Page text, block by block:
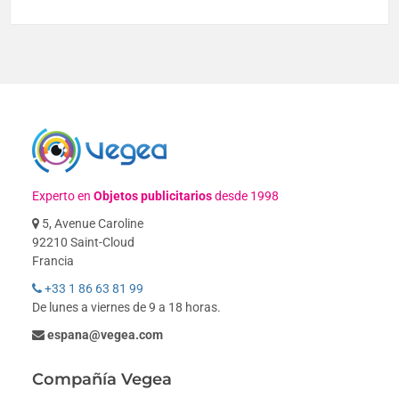
Experto enObjetos publicitariosdesde 1998
5, Avenue Caroline
92210 Saint-Cloud
Francia
+33 1 86 63 81 99
De lunes a viernes de 9 a 18 horas.
espana@vegea.com
Compañía Vegea